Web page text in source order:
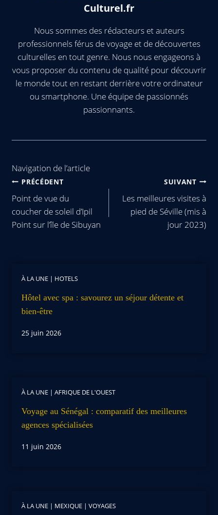
Culturel.fr
Nous sommes des rédacteurs et auteurs
professionnels férus de voyage et de découvertes
culturelles en tout genre. Nous nous engageons à
vous proposer du contenu de qualité pour découvrir
le monde tout en restant derrière votre ordinateur
ou smartphone. Une équipe de passionnés
passionnants.
Navigation de l’article
PRÉCÉDENT
Point de vue du
coucher de soleil d’Ipil
Point sur l’île de Sibuyan
SUIVANT
Les meilleures visites à
pied de Séville (mis à
jour 2023)
À LA UNE | HOTELS
Hôtel avec spa : savourez un séjour détente et
bien-être
25 juin 2026
À LA UNE | AFRIQUE DE L'OUEST
Voyage au Sénégal : comparatif des meilleures
agences spécialisées
11 juin 2026
À LA UNE | MEXIQUE | VOYAGES